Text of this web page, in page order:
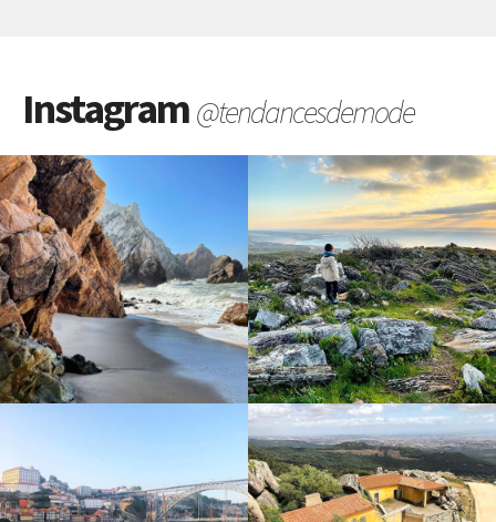
Instagram@tendancesdemode